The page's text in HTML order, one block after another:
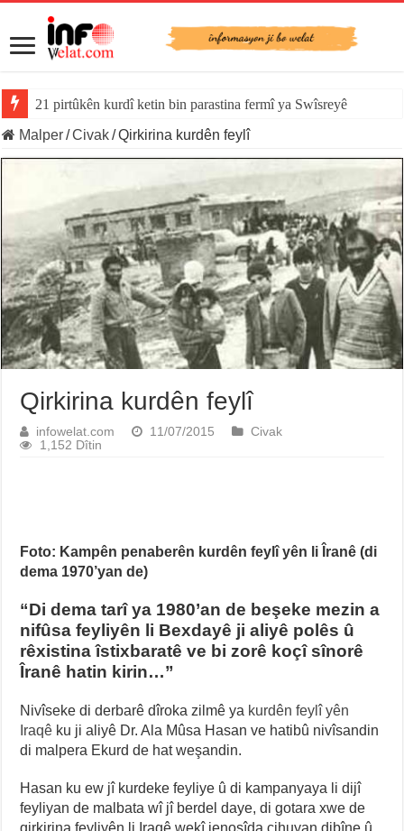
21 pirtûkên kurdî ketin bin parastina fermî ya Swîsreyê
Malper/Civak/Qirkirina kurdên feylî
Qirkirina kurdên feylî
infowelat.com 11/07/2015
Civak
1,152 Dîtin
Foto: Kampên penaberên kurdên feylî yên li Îranê (di
dema 1970’yan de)
“Di dema tarî ya 1980’an de beşeke mezin a
nifûsa feyliyên li Bexdayê ji aliyê polês û
rêxistina îstixbaratê ve bi zorê koçî sînorê
Îranê hatin kirin…”
Nivîseke di derbarê dîroka zilmê ya kurdên feylî yên
Iraqê ku ji aliyê Dr. Ala Mûsa Hasan ve hatibû nivîsandin
di malpera Ekurd de hat weşandin.
Hasan ku ew jî kurdeke feyliye û di kampanyaya li dijî
feyliyan de malbata wî jî berdel daye, di gotara xwe de
qirkirina feyliyên li Iraqê wekî jenosîda cihuyan dibîne û